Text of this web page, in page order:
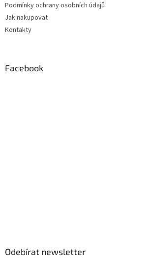
Podmínky ochrany osobních údajů
Jak nakupovat
Kontakty
Facebook
Odebírat newsletter